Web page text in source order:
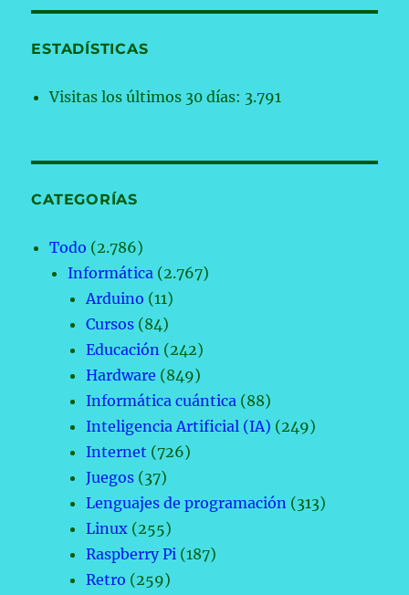
ESTADÍSTICAS
Visitas los últimos 30 días: 3.791
CATEGORÍAS
Todo (2.786)
Informática (2.767)
Arduino (11)
Cursos (84)
Educación (242)
Hardware (849)
Informática cuántica (88)
Inteligencia Artificial (IA) (249)
Internet (726)
Juegos (37)
Lenguajes de programación (313)
Linux (255)
Raspberry Pi (187)
Retro (259)